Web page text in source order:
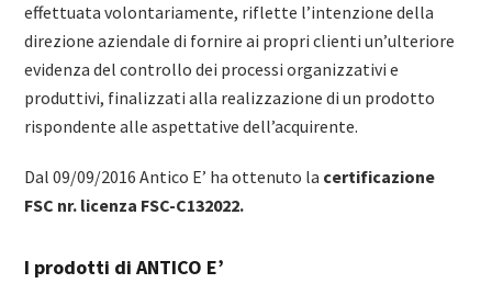
effettuata volontariamente, riflette l’intenzione della
direzione aziendale di fornire ai propri clienti un’ulteriore
evidenza del controllo dei processi organizzativi e
produttivi, finalizzati alla realizzazione di un prodotto
rispondente alle aspettative dell’acquirente.
Dal 09/09/2016 Antico E’ ha ottenuto la certificazione
FSC nr. licenza FSC-C132022.
I prodotti di ANTICO E’